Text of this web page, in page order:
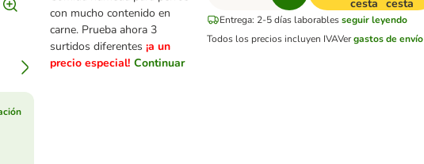
con mucho contenido en
carne. Prueba ahora 3
surtidos diferentes ¡a un
precio especial! Continuar
cesta cesta
Entrega: 2-5 días laborables seguir leyendo
Todos los precios incluyen IVAVergastos de envío